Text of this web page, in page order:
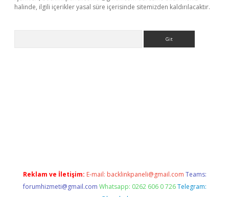
halinde, ilgili içerikler yasal süre içerisinde sitemizden kaldırılacaktır.
Reklam ve İletişim: E-mail: backlinkpaneli@gmail.com Teams:
forumhizmeti@gmail.com Whatsapp: 0262 606 0 726 Telegram: